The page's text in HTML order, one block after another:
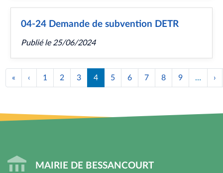
04-24 Demande de subvention DETR
Publié le25/06/2024
Pagination
« Première
page
‹ Page
précédente
1 2 3 4 5 6 7 8 9 … ›
MAIRIE DE BESSANCOURT